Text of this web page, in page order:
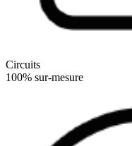
Circuits
100% sur-mesure